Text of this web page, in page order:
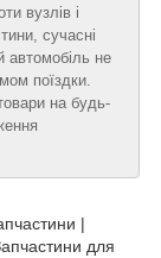
вузлів і
сучасні
автомобіль не
поїздки.
на будь-
|
для